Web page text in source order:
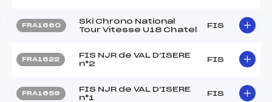
FRA1660
Ski Chrono National
Tour Vitesse U18 Chatel
FIS
FRA1622
FIS NJR de VAL D'ISERE
n°2
FIS
FRA1659
FIS NJR de VAL D'ISERE
n°1
FIS